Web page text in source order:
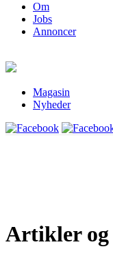
Om
Jobs
Annoncer
Magasin
Nyheder
Artikler og